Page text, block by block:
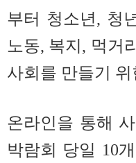
부터 청소년, 청
노동, 복지, 먹거
사회를 만들기
온라인을 통해
박람회 당일 10